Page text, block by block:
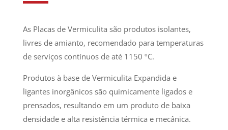
As Placas de Vermiculita são produtos isolantes,
livres de amianto, recomendado para temperaturas
de serviços contínuos de até 1150 ºC.
Produtos à base de Vermiculita Expandida e
ligantes inorgânicos são quimicamente ligados e
prensados, resultando em um produto de baixa
densidade e alta resistência térmica e mecânica.